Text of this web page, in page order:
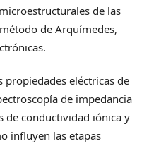
de las
de Arquímedes,
propiedades eléctricas de
de impedancia
de conductividad iónica y
influyen las etapas